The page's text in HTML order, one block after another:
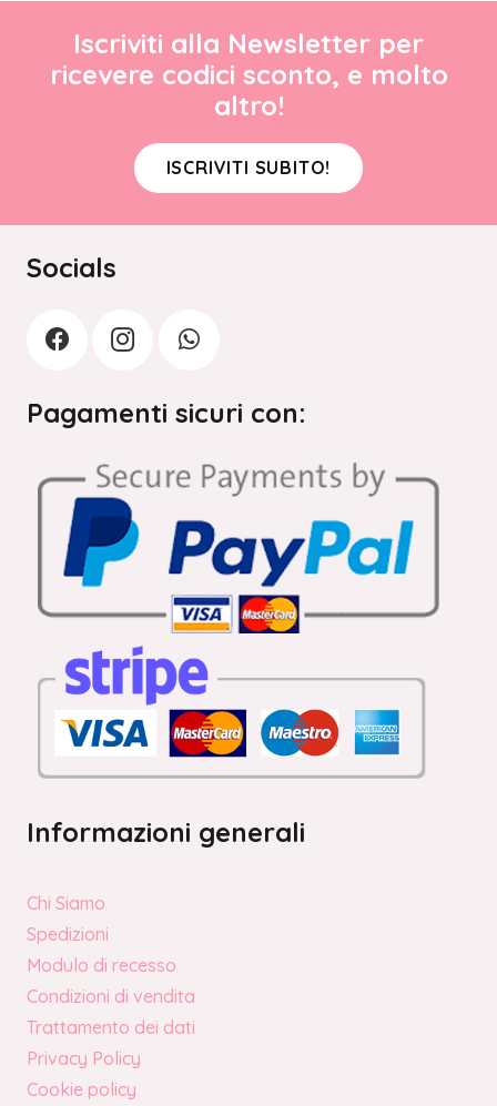
Iscriviti alla Newsletter per
ricevere codici sconto, e molto
altro!
ISCRIVITI SUBITO!
Socials
Pagamenti sicuri con:
Informazioni generali
Chi Siamo
Spedizioni
Modulo di recesso
Condizioni di vendita
Trattamento dei dati
Privacy Policy
Cookie policy